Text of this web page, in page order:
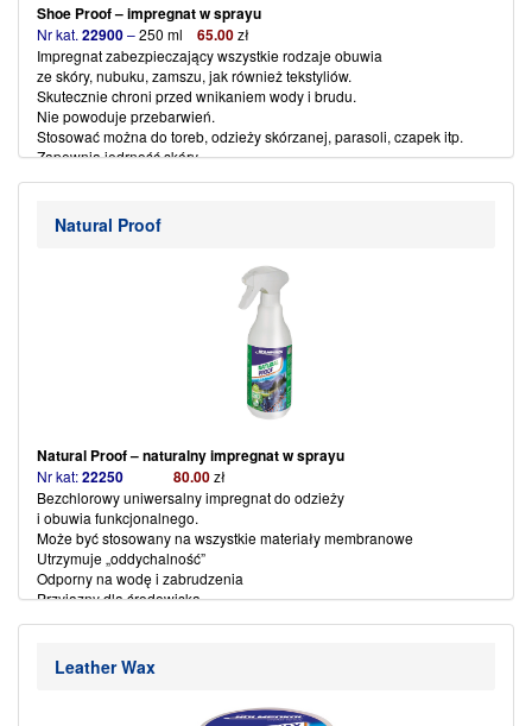
Shoe Proof – impregnat w sprayu
Nr kat. 22900–250 ml 65.00zł
Impregnat zabezpieczający wszystkie rodzaje obuwia
ze skóry, nubuku, zamszu, jak również tekstyliów.
Skutecznie chroni przed wnikaniem wody i brudu.
Nie powoduje przebarwień.
Stosować można do toreb, odzieży skórzanej, parasoli, czapek itp.
Zapewnia jędrność skóry.
Natural Proof
Natural Proof – naturalny impregnat w sprayu
Nr kat:22250 80.00zł
Bezchlorowy uniwersalny impregnat do odzieży
i obuwia funkcjonalnego.
Może być stosowany na wszystkie materiały membranowe
Utrzymuje „oddychalność”
Odporny na wodę i zabrudzenia
Przyjazny dla środowiska.
Leather Wax